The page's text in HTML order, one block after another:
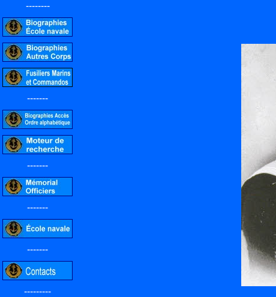
--------
-------
-------
-------
-------
---------